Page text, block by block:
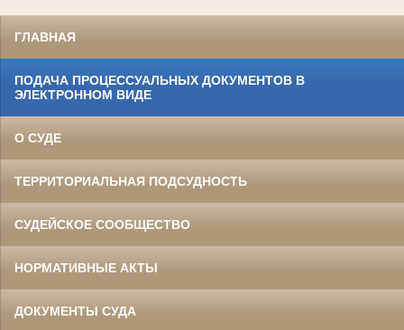
ГЛАВНАЯ
ПОДАЧА ПРОЦЕССУАЛЬНЫХ ДОКУМЕНТОВ В
ЭЛЕКТРОННОМ ВИДЕ
О СУДЕ
ТЕРРИТОРИАЛЬНАЯ ПОДСУДНОСТЬ
СУДЕЙСКОЕ СООБЩЕСТВО
НОРМАТИВНЫЕ АКТЫ
ДОКУМЕНТЫ СУДА